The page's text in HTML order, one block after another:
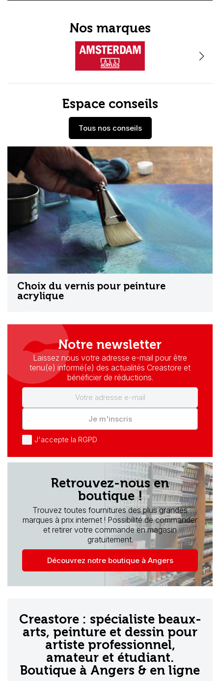
Nos marques
Espace conseils
Tous nos conseils
Choix du vernis pour peinture
acrylique
Notre newsletter
Laissez nous votre adresse e-mail pour être
tenu(e) informé(e) des actualités Creastore et
bénéficier de réductions.
Je m'inscris
J'accepte la RGPD
Retrouvez-nous en
boutique !
Trouvez toutes fournitures des plus grandes
marques à prix internet ! Possibilité de commander
et retirer votre commande en magasin
gratuitement.
Découvrez notre boutique à Angers
Creastore : spécialiste beaux-
arts, peinture et dessin pour
artiste professionnel,
amateur et étudiant.
Boutique à Angers & en ligne